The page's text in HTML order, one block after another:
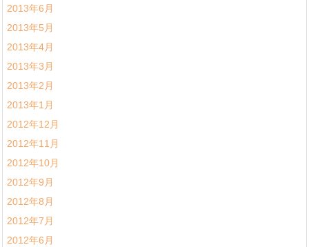
2013年6月
2013年5月
2013年4月
2013年3月
2013年2月
2013年1月
2012年12月
2012年11月
2012年10月
2012年9月
2012年8月
2012年7月
2012年6月